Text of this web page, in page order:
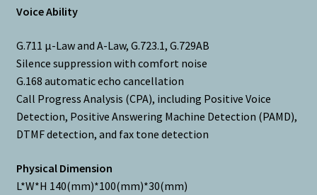
Voice Ability
G.711 μ-Law and A-Law, G.723.1, G.729AB
Silence suppression with comfort noise
G.168 automatic echo cancellation
Call Progress Analysis (CPA), including Positive Voice
Detection, Positive Answering Machine Detection (PAMD),
DTMF detection, and fax tone detection
Physical Dimension
L*W*H 140(mm)*100(mm)*30(mm)